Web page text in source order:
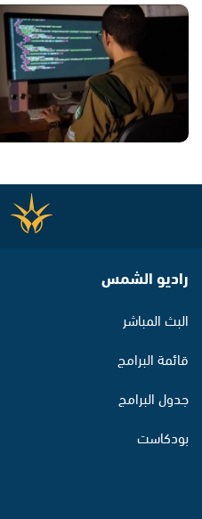
راديو الشمس
البث المباشر
قائمة البرامج
جدول البرامج
بودكاست